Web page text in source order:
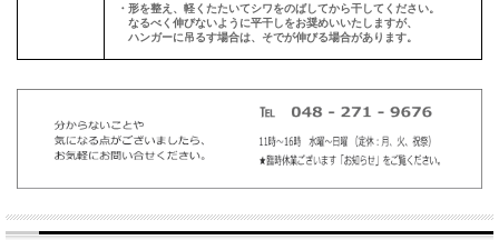
・形を整え、軽くたたいてシワをのばしてから干してください。
なるべく伸びないように平干しをお奨めいいたしますが、
ハンガーに吊るす場合は、そでが伸びる場合があります。